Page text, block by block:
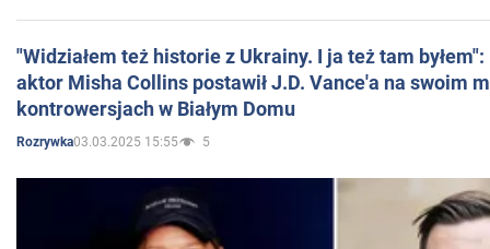
"Widziałem też historie z Ukrainy. I ja też tam
aktor Misha Collins postawił J.D. Vance'a na swoim
kontrowersjach w Białym Domu
Rozrywka03.03.2025 15:55 5